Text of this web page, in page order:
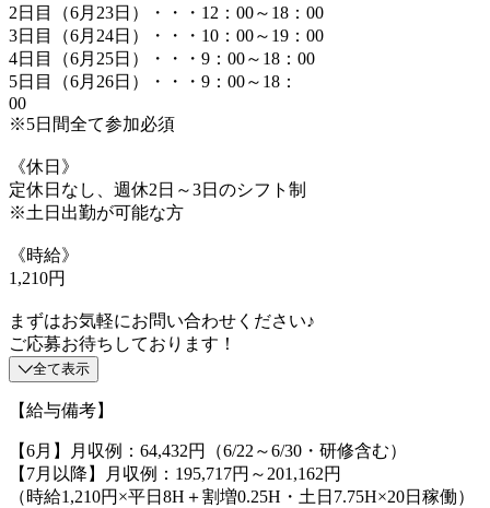
2日目（6月23日）・・・12：00～18：00
3日目（6月24日）・・・10：00～19：00
4日目（6月25日）・・・9：00～18：00
5日目（6月26日）・・・9：00～18：
00
※5日間全て参加必須
《休日》
定休日なし、週休2日～3日のシフト制
※土日出勤が可能な方
《時給》
1,210円
まずはお気軽にお問い合わせください♪
ご応募お待ちしております！
全て表示
【給与備考】
【6月】月収例：64,432円（6/22～6/30・研修含む）
【7月以降】月収例：195,717円～201,162円
（時給1,210円×平日8H＋割増0.25H・土日7.75H×20日稼働）